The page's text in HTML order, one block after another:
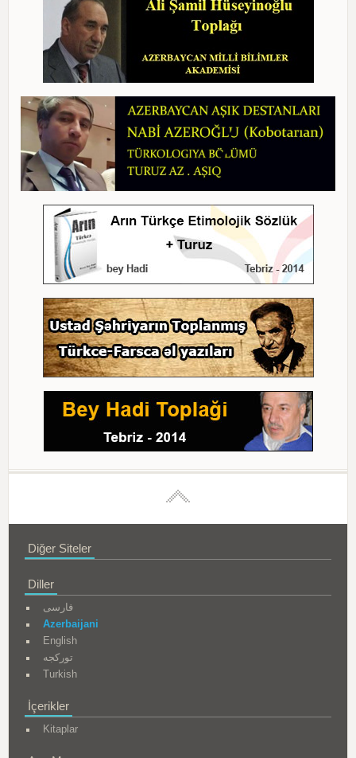
Diğer Siteler
Diller
فارسی
Azerbaijani
English
تورکجه
Turkish
İçerikler
Kitaplar